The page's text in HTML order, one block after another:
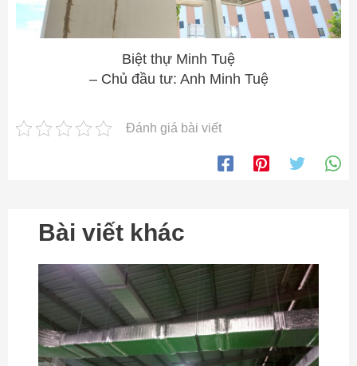
Biệt thự Minh Tuệ
– Chủ đầu tư: Anh Minh Tuệ
Đánh giá bài viết
Bài viết khác